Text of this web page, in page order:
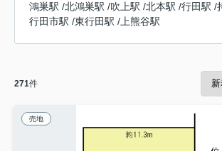
鴻巣駅 /北鴻巣駅 /吹上駅 /北本駅 /行田駅 /
行田市駅 /東行田駅 / 上熊谷駅
271件
売地